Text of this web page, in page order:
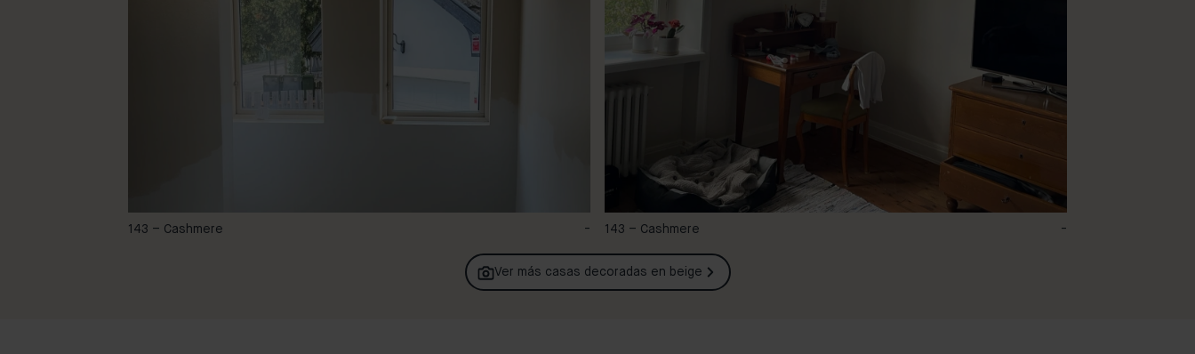
143 – Cashmere - 143 – Cashmere -
Ver más casas decoradas en beige